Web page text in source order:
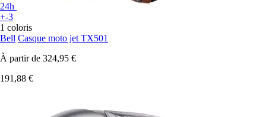
24h
+-3
1 coloris
Bell Casque moto jet TX501
À partir de 324,95 €
191,88 €